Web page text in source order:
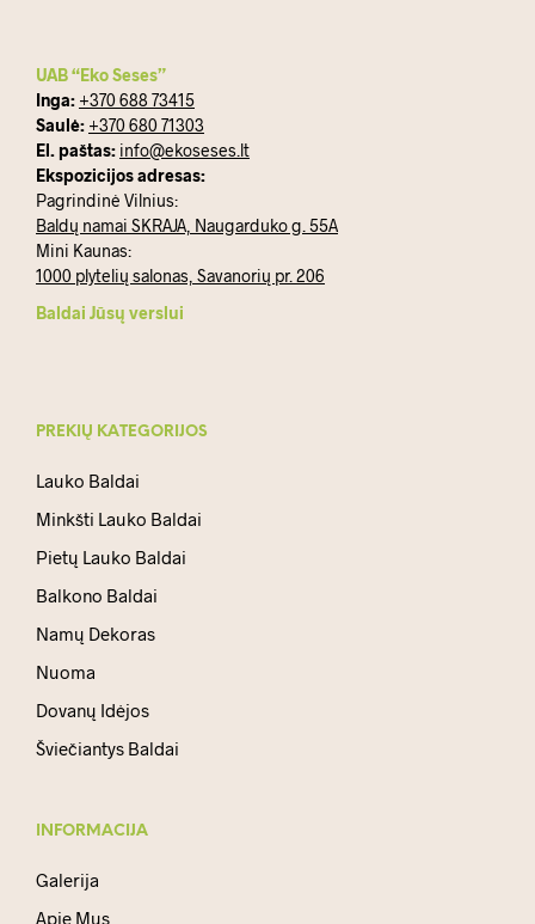
UAB “Eko Seses”
Inga: +370 688 73415
Saulė: +370 680 71303
El. paštas: info@ekoseses.lt
Ekspozicijos adresas:
Pagrindinė Vilnius:
Baldų namai SKRAJA, Naugarduko g. 55A
Mini Kaunas:
1000 plytelių salonas, Savanorių pr. 206
Baldai Jūsų verslui
PREKIŲ KATEGORIJOS
Lauko Baldai
Minkšti Lauko Baldai
Pietų Lauko Baldai
Balkono Baldai
Namų Dekoras
Nuoma
Dovanų Idėjos
Šviečiantys Baldai
INFORMACIJA
Galerija
Apie Mus